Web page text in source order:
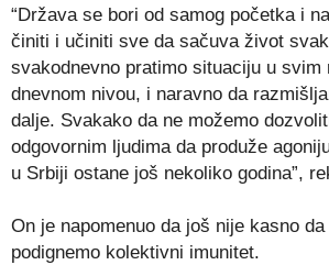
“Država se bori od samog početka i
činiti i učiniti sve da sačuva život
svakodnevno pratimo situaciju u svim
dnevnom nivou, i naravno da
dalje. Svakako da ne možemo
odgovornim ljudima da produže
u Srbiji ostane još nekoliko godina”,
On je napomenuo da još nije kasno
podignemo kolektivni imunitet.